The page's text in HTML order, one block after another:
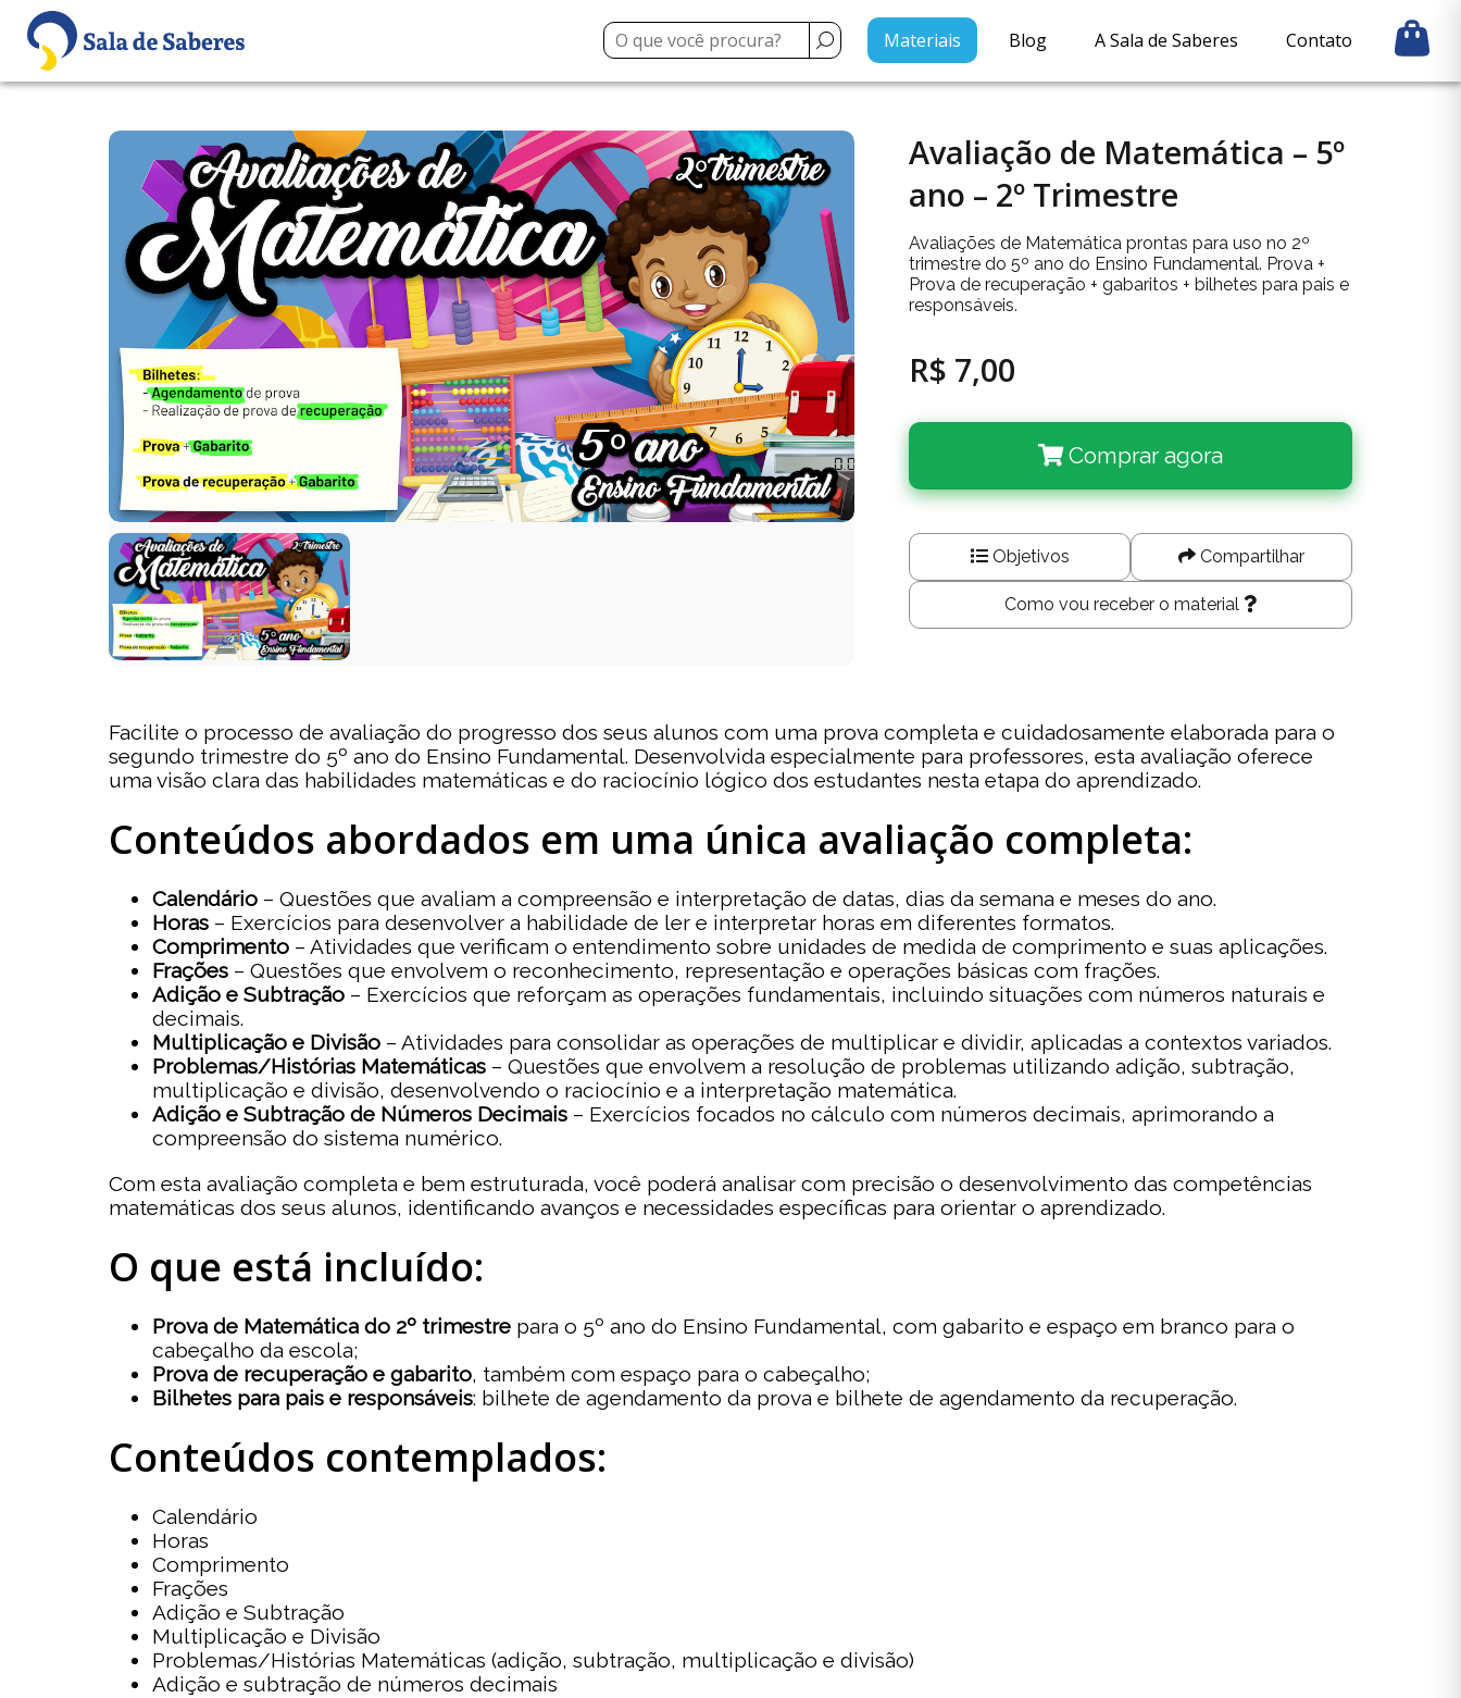
Materiais Blog A Sala de Saberes Contato
Avaliação de Matemática – 5º
ano – 2º Trimestre
Avaliações de Matemática prontas para uso no 2º
trimestre do 5º ano do Ensino Fundamental. Prova +
Prova de recuperação + gabaritos + bilhetes para pais e
responsáveis.
R$ 7,00
Comprar agora
Objetivos Compartilhar
Como vou receber o material
Facilite o processo de avaliação do progresso dos seus alunos com uma prova completa e cuidadosamente elaborada para o
segundo trimestre do 5º ano do Ensino Fundamental. Desenvolvida especialmente para professores, esta avaliação oferece
uma visão clara das habilidades matemáticas e do raciocínio lógico dos estudantes nesta etapa do aprendizado.
Conteúdos abordados em uma única avaliação completa:
Calendário – Questões que avaliam a compreensão e interpretação de datas, dias da semana e meses do ano.
Horas – Exercícios para desenvolver a habilidade de ler e interpretar horas em diferentes formatos.
Comprimento – Atividades que verificam o entendimento sobre unidades de medida de comprimento e suas aplicações.
Frações – Questões que envolvem o reconhecimento, representação e operações básicas com frações.
Adição e Subtração – Exercícios que reforçam as operações fundamentais, incluindo situações com números naturais e
decimais.
Multiplicação e Divisão – Atividades para consolidar as operações de multiplicar e dividir, aplicadas a contextos variados.
Problemas/Histórias Matemáticas – Questões que envolvem a resolução de problemas utilizando adição, subtração,
multiplicação e divisão, desenvolvendo o raciocínio e a interpretação matemática.
Adição e Subtração de Números Decimais – Exercícios focados no cálculo com números decimais, aprimorando a
compreensão do sistema numérico.
Com esta avaliação completa e bem estruturada, você poderá analisar com precisão o desenvolvimento das competências
matemáticas dos seus alunos, identificando avanços e necessidades específicas para orientar o aprendizado.
O que está incluído:
Prova de Matemática do 2º trimestre para o 5º ano do Ensino Fundamental, com gabarito e espaço em branco para o
cabeçalho da escola;
Prova de recuperação e gabarito, também com espaço para o cabeçalho;
Bilhetes para pais e responsáveis: bilhete de agendamento da prova e bilhete de agendamento da recuperação.
Conteúdos contemplados:
Calendário
Horas
Comprimento
Frações
Adição e Subtração
Multiplicação e Divisão
Problemas/Histórias Matemáticas (adição, subtração, multiplicação e divisão)
Adição e subtração de números decimais